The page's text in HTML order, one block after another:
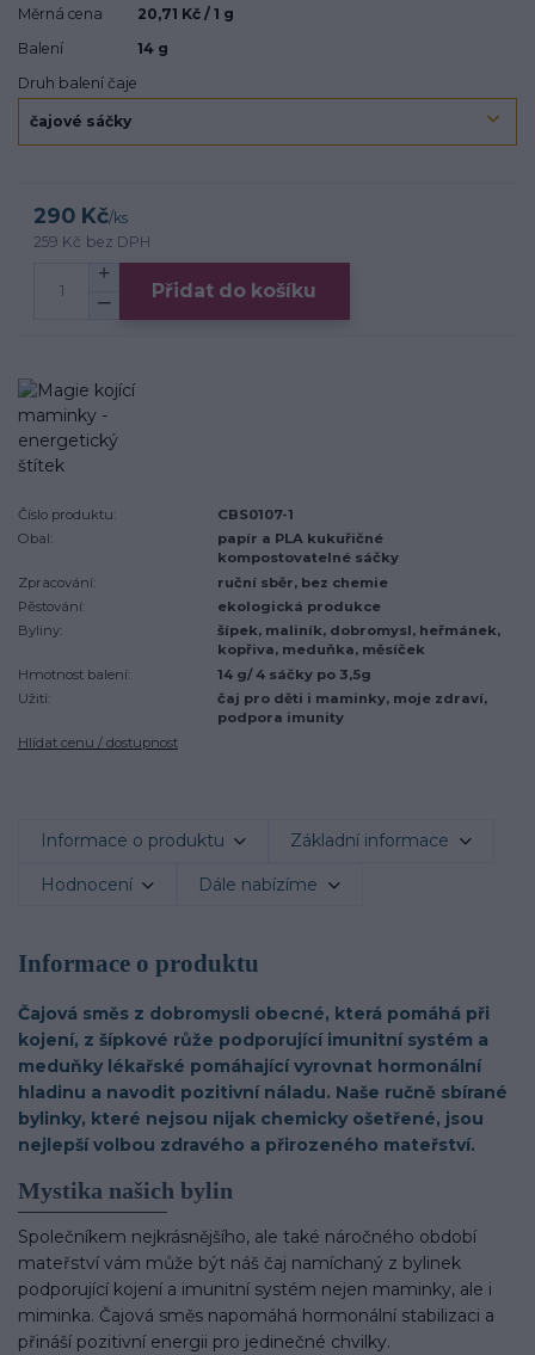
Měrná cena
20,71 Kč / 1 g
Balení
14 g
Druh balení čaje
290 Kč/ks
259 Kč bez DPH
Přidat do košíku
Číslo produktu:
CBS0107-1
Obal:
papír a PLA kukuřičné
kompostovatelné sáčky
Zpracování:
ruční sběr, bez chemie
Pěstování:
ekologická produkce
Byliny:
šípek, maliník, dobromysl, heřmánek,
kopřiva, meduňka, měsíček
Hmotnost balení:
14 g/ 4 sáčky po 3,5g
Užití:
čaj pro děti i maminky, moje zdraví,
podpora imunity
Hlídat cenu / dostupnost
Informace o produktu Základní informace
Hodnocení Dále nabízíme
Informace o produktu
Čajová směs z dobromysli obecné, která pomáhá při
kojení, z šípkové růže podporující imunitní systém a
meduňky lékařské pomáhající vyrovnat hormonální
hladinu a navodit pozitivní náladu. Naše ručně sbírané
bylinky, které nejsou nijak chemicky ošetřené, jsou
nejlepší volbou zdravého a přirozeného mateřství.
Mystika našich bylin
Společníkem nejkrásnějšího, ale také náročného období
mateřství vám může být náš čaj namíchaný z bylinek
podporující kojení a imunitní systém nejen maminky, ale i
miminka. Čajová směs napomáhá hormonální stabilizaci a
přináší pozitivní energii pro jedinečné chvilky.